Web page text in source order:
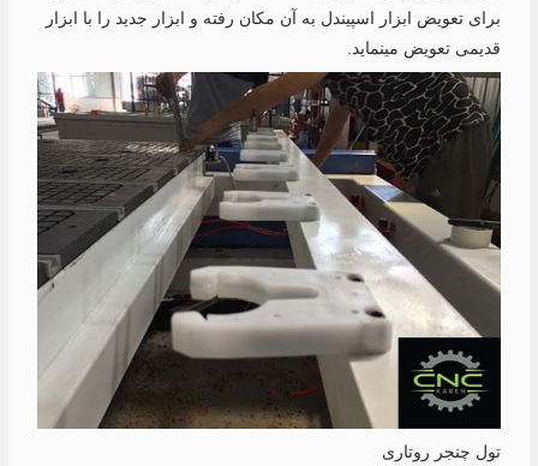
برای تعویض ابزار اسپیندل به آن مکان رفته و ابزار جدید را با ابزار
قدیمی تعویض مینماید.
تول چنجر روتاری